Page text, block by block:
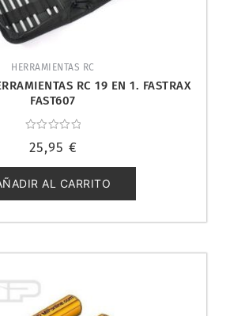
HERRAMIENTAS RC
RC 19 EN 1. FASTRAX
FAST607
con
de
5
25,95 €
AL CARRITO